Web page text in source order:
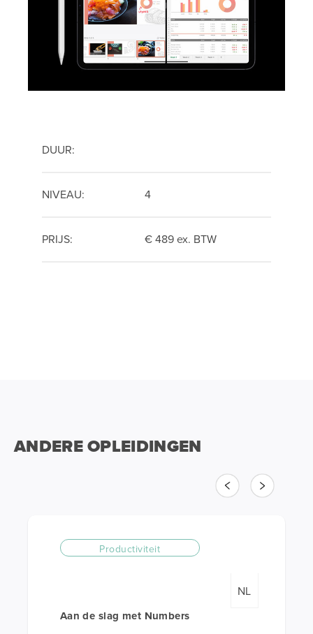
DUUR:
NIVEAU: 4
PRIJS: € 489 ex. BTW
ANDERE OPLEIDINGEN
Vorige Volgende
Productiviteit
NL
Aan de slag met Numbers